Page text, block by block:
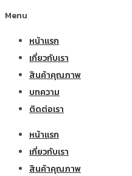
Menu
หน้าแรก
เกี่ยวกับเรา
สินค้าคุณภาพ
บทความ
ติดต่อเรา
หน้าแรก
เกี่ยวกับเรา
สินค้าคุณภาพ